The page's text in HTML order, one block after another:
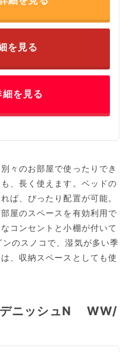
を見る
を見る
々のお部屋で使ったりでき
、長く使えます。ベッドの
ば、ぴったり配置が可能。
屋のスペースを有効利用で
コンセントと小棚が付いて
のスノコで、湿気が多い季
、収納スペースとしても使
ニッシュN WW/